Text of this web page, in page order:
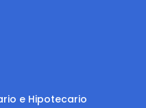
e Hipotecario